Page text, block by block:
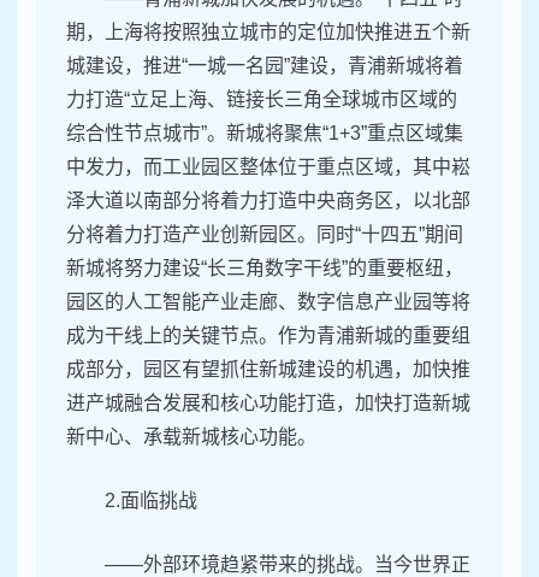
期，上海将按照独立城市的定位加快推进五个新
城建设，推进“一城一名园”建设，青浦新城将着
力打造“立足上海、链接长三角全球城市区域的
综合性节点城市”。新城将聚焦“1+3”重点区域集
中发力，而工业园区整体位于重点区域，其中崧
泽大道以南部分将着力打造中央商务区，以北部
分将着力打造产业创新园区。同时“十四五”期间
新城将努力建设“长三角数字干线”的重要枢纽，
园区的人工智能产业走廊、数字信息产业园等将
成为干线上的关键节点。作为青浦新城的重要组
成部分，园区有望抓住新城建设的机遇，加快推
进产城融合发展和核心功能打造，加快打造新城
新中心、承载新城核心功能。
2.面临挑战
——外部环境趋紧带来的挑战。当今世界正